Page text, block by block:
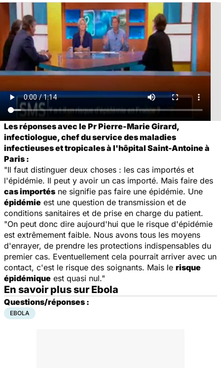
Les réponses avec le Pr Pierre-Marie Girard,
infectiologue, chef du service des maladies
infectieuses et tropicales à l'hôpital Saint-Antoine à
Paris :
"Il faut distinguer deux choses : les cas importés et
l'épidémie. Il peut y avoir un cas importé. Mais faire des
cas importés ne signifie pas faire une épidémie. Une
épidémie est une question de transmission et de
conditions sanitaires et de prise en charge du patient.
"On peut donc dire aujourd'hui que le risque d'épidémie
est extrêmement faible. Nous avons tous les moyens
d'enrayer, de prendre les protections indispensables du
premier cas. Eventuellement cela pourrait arriver avec un
contact, c'est le risque des soignants. Mais le risque
épidémique est quasi nul."
En savoir plus sur Ebola
Questions/réponses :
EBOLA